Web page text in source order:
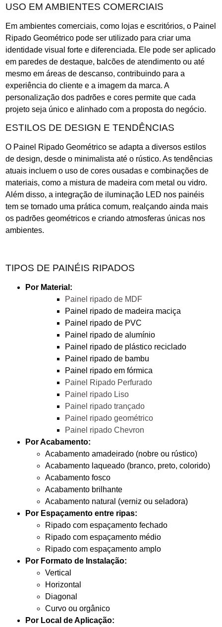
USO EM AMBIENTES COMERCIAIS
Em ambientes comerciais, como lojas e escritórios, o Painel
Ripado Geométrico pode ser utilizado para criar uma
identidade visual forte e diferenciada. Ele pode ser aplicado
em paredes de destaque, balcões de atendimento ou até
mesmo em áreas de descanso, contribuindo para a
experiência do cliente e a imagem da marca. A
personalização dos padrões e cores permite que cada
projeto seja único e alinhado com a proposta do negócio.
ESTILOS DE DESIGN E TENDÊNCIAS
O Painel Ripado Geométrico se adapta a diversos estilos
de design, desde o minimalista até o rústico. As tendências
atuais incluem o uso de cores ousadas e combinações de
materiais, como a mistura de madeira com metal ou vidro.
Além disso, a integração de iluminação LED nos painéis
tem se tornado uma prática comum, realçando ainda mais
os padrões geométricos e criando atmosferas únicas nos
ambientes.
TIPOS DE PAINÉIS RIPADOS
Por Material:
Painel ripado de MDF
Painel ripado de madeira maciça
Painel ripado de PVC
Painel ripado de alumínio
Painel ripado de plástico reciclado
Painel ripado de bambu
Painel ripado em fórmica
Painel Ripado Perfurado
Painel ripado Liso
Painel ripado trançado
Painel ripado geométrico
Painel ripado Chevron
Por Acabamento:
Acabamento amadeirado (nobre ou rústico)
Acabamento laqueado (branco, preto, colorido)
Acabamento fosco
Acabamento brilhante
Acabamento natural (verniz ou seladora)
Por Espaçamento entre ripas:
Ripado com espaçamento fechado
Ripado com espaçamento médio
Ripado com espaçamento amplo
Por Formato de Instalação:
Vertical
Horizontal
Diagonal
Curvo ou orgânico
Por Local de Aplicação: